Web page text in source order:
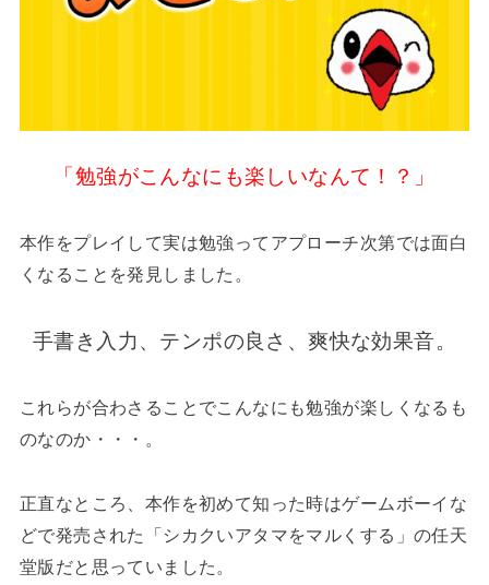
「勉強がこんなにも楽しいなんて！？」
本作をプレイして実は勉強ってアプローチ次第では面白
くなることを発見しました。
手書き入力、テンポの良さ、爽快な効果音。
これらが合わさることでこんなにも勉強が楽しくなるも
のなのか・・・。
正直なところ、本作を初めて知った時はゲームボーイな
どで発売された「シカクいアタマをマルくする」の任天
堂版だと思っていました。